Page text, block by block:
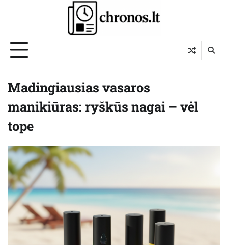
Madingiausias vasaros
manikiūras: ryškūs nagai – vėl
tope